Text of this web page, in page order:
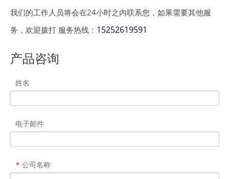
我们的工作人员将会在24小时之内联系您，如果需要其他服
务，欢迎拨打 服务热线： 15252619591
产品咨询
姓名
电子邮件
* 公司名称